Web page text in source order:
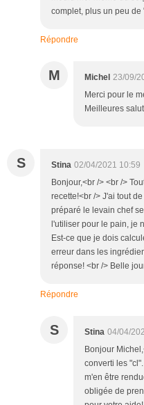
complet, plus un peu de
Répondre
M Michel 23/09/
Merci pour le
Meilleures
S Stina 02/04/2021 10:59
Bonjour,<br /> <br />
recette!<br /> J'ai tout
préparé le levain chef
l'utiliser pour le pain, je
Est-ce que je dois
erreur dans les
réponse! <br /> Belle
Répondre
S Stina 04/04/
Bonjour
converti les
m'en être
obligée de